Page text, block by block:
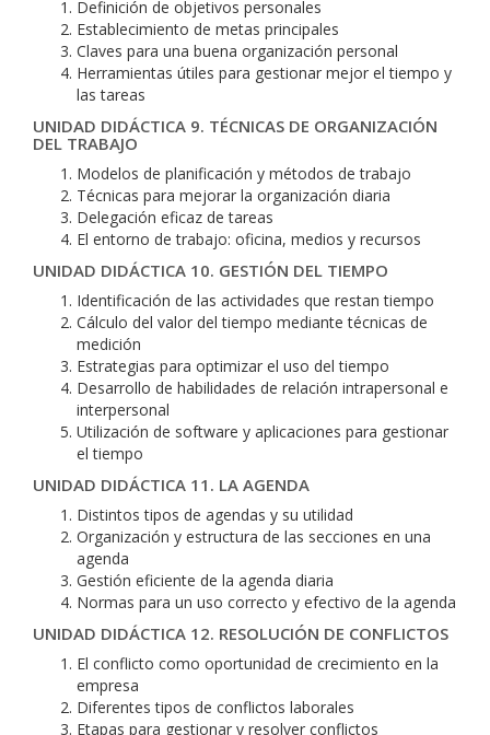
Definición de objetivos personales
Establecimiento de metas principales
Claves para una buena organización personal
Herramientas útiles para gestionar mejor el tiempo y
las tareas
UNIDAD DIDÁCTICA 9. TÉCNICAS DE ORGANIZACIÓN
DEL TRABAJO
Modelos de planificación y métodos de trabajo
Técnicas para mejorar la organización diaria
Delegación eficaz de tareas
El entorno de trabajo: oficina, medios y recursos
UNIDAD DIDÁCTICA 10. GESTIÓN DEL TIEMPO
Identificación de las actividades que restan tiempo
Cálculo del valor del tiempo mediante técnicas de
medición
Estrategias para optimizar el uso del tiempo
Desarrollo de habilidades de relación intrapersonal e
interpersonal
Utilización de software y aplicaciones para gestionar
el tiempo
UNIDAD DIDÁCTICA 11. LA AGENDA
Distintos tipos de agendas y su utilidad
Organización y estructura de las secciones en una
agenda
Gestión eficiente de la agenda diaria
Normas para un uso correcto y efectivo de la agenda
UNIDAD DIDÁCTICA 12. RESOLUCIÓN DE CONFLICTOS
El conflicto como oportunidad de crecimiento en la
empresa
Diferentes tipos de conflictos laborales
Etapas para gestionar y resolver conflictos